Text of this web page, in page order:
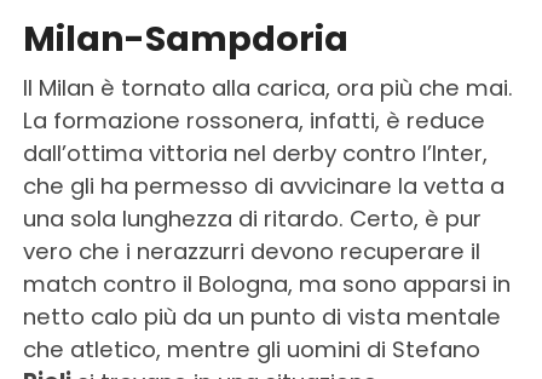
Milan-Sampdoria
Il Milan è tornato alla carica, ora più che mai.
La formazione rossonera, infatti, è reduce
dall’ottima vittoria nel derby contro l’Inter,
che gli ha permesso di avvicinare la vetta a
una sola lunghezza di ritardo. Certo, è pur
vero che i nerazzurri devono recuperare il
match contro il Bologna, ma sono apparsi in
netto calo più da un punto di vista mentale
che atletico, mentre gli uomini di Stefano